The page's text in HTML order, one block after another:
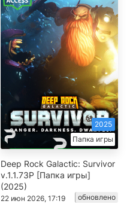
Папка игры
2025
Deep Rock Galactic: Survivor
v.1.1.73P [Папка игры]
(2025)
22 июн 2026, 17:19 обновлено